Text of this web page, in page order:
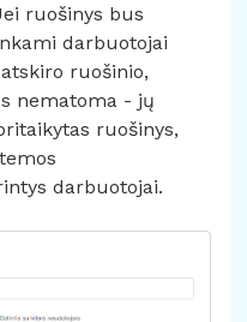
ruošinys bus
darbuotojai
ruošinio,
nematoma - jų
ruošinys,
darbuotojai.